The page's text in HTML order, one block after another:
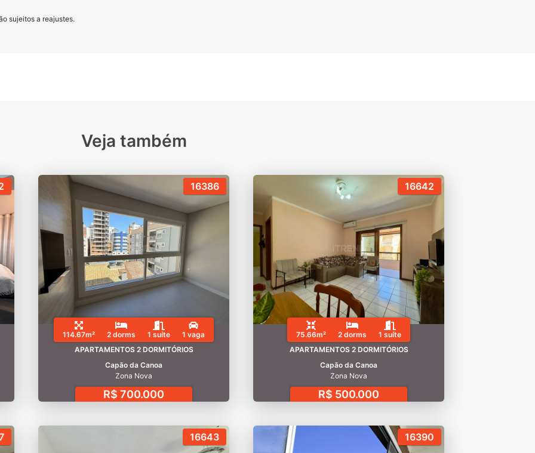
sujeitos a reajustes.
Veja também
16386
114.67m² 2 dorms 1 suíte
1 vaga
APARTAMENTOS 2 DORMITÓRIOS
Capão da Canoa
Zona Nova
R$ 700.000
16642
75.66m² 2 dorms
1 suíte
APARTAMENTOS 2 DORMITÓRIOS
Capão da Canoa
Zona Nova
R$ 500.000
16643 16390